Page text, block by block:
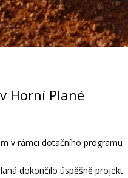
Horní Plané
v rámci dotačního programu
dokončilo úspěšně projekt